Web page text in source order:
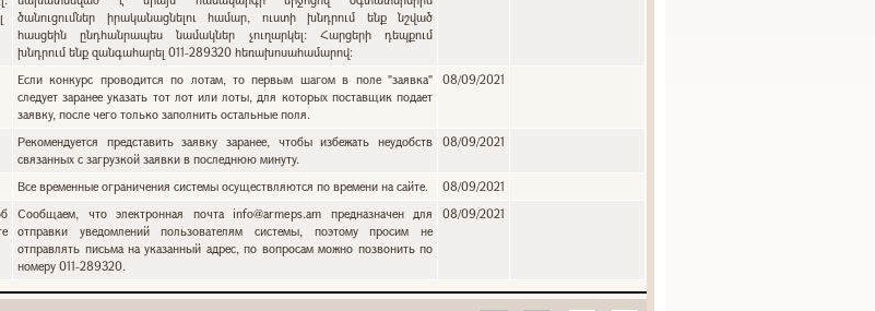
ծանուցումներ իրականացնելու համար, ուստի խնդրում ենք նշված
հասցեին ընդհանրապես նամակներ չուղարկել: Հարցերի դեպքում
խնդրում ենք զանգահարել 011-289320 հեռախոսահամարով:
Если конкурс проводится по лотам, то первым шагом в поле "заявка"
следует заранее указать тот лот или лоты, для которых поставщик подает
заявку, после чего только заполнить остальные поля.
08/09/2021
Рекомендуется представить заявку заранее, чтобы избежать неудобств
связанных с загрузкой заявки в последнюю минуту.
08/09/2021
Все временные ограничения системы осуществляются по времени на сайте.
08/09/2021
Сообщаем, что электронная почта info@armeps.am предназначен для
отправки уведомлений пользователям системы, поэтому просим не
отправлять письма на указанный адрес, по вопросам можно позвонить по
номеру 011-289320.
08/09/2021